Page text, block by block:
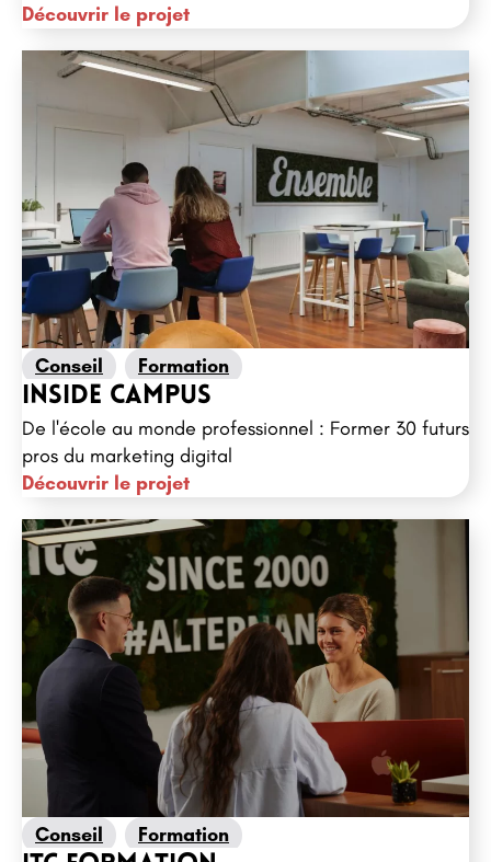
Découvrir le projet
Conseil Formation
Inside Campus
De l'école au monde professionnel : Former 30 futurs
pros du marketing digital
Découvrir le projet
Conseil Formation